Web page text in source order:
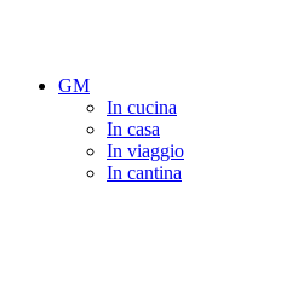
GM
In cucina
In casa
In viaggio
In cantina